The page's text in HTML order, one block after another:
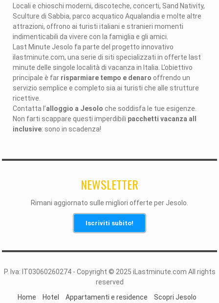
Locali e chioschi moderni, discoteche, concerti, Sand Nativity,
Sculture di Sabbia, parco acquatico Aqualandia e molte altre
attrazioni, offrono ai turisti italiani e stranieri momenti
indimenticabili da vivere con la famiglia e gli amici.
Last Minute Jesolo fa parte del progetto innovativo
ilastminute.com, una serie di siti specializzati in offerte last
minute delle singole località di vacanza in Italia. L’obiettivo
principale è far risparmiare tempo e denaro offrendo un
servizio semplice e completo sia ai turisti che alle strutture
ricettive.
Contatta l’alloggio a Jesolo che soddisfa le tue esigenze.
Non farti scappare questi imperdibili pacchetti vacanza all
inclusive: sono in scadenza!
NEWSLETTER
Rimani aggiornato sulle migliori offerte per Jesolo.
Iscriviti subito!
P. Iva: IT03060260274 - Copyright © 2025 iLastminute.com All rights
reserved
Home
Hotel Appartamenti e residence Scopri Jesolo